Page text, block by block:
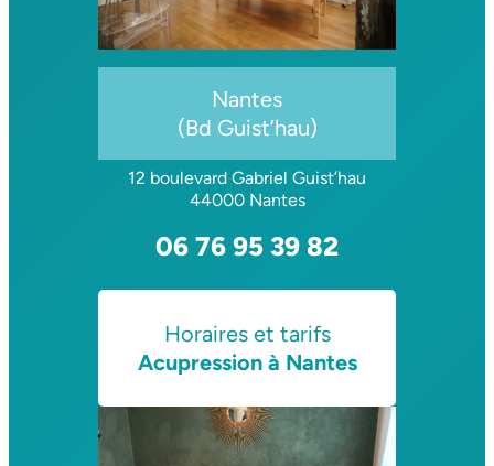
Nantes
(Bd Guist’hau)
12 boulevard Gabriel Guist’hau
44000 Nantes
06 76 95 39 82
Horaires et tarifs
Acupression à Nantes